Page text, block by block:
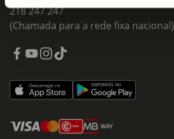
218 247 247
(Chamada para a rede fixa nacional)